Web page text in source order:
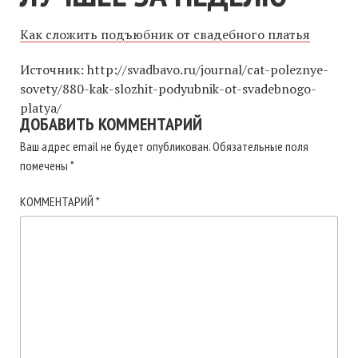
Как сложить подъюбник от свадебного платья
Источник: http://svadbavo.ru/journal/cat-poleznye-
sovety/880-kak-slozhit-podyubnik-ot-svadebnogo-
platya/
ДОБАВИТЬ КОММЕНТАРИЙ
Ваш адрес email не будет опубликован.Обязательные поля
помечены *
КОММЕНТАРИЙ *